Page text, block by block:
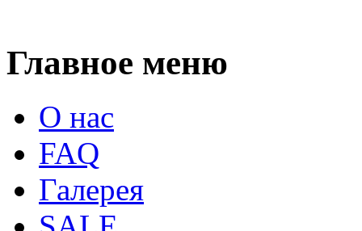
Главное меню
О нас
FAQ
Галерея